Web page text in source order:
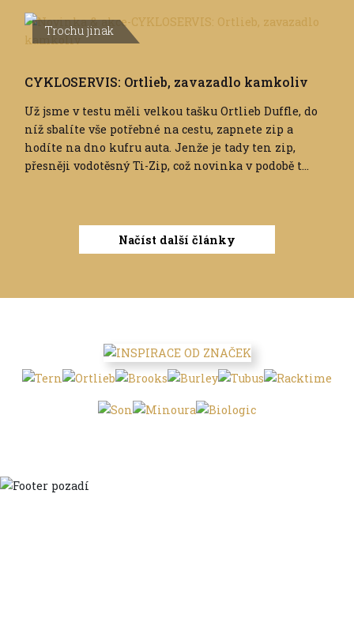
Trochu jinak
CYKLOSERVIS: Ortlieb, zavazadlo kamkoliv
Už jsme v testu měli velkou tašku Ortlieb Duffle, do
níž sbalíte vše potřebné na cestu, zapnete zip a
hodíte na dno kufru auta. Jenže je tady ten zip,
přesněji vodotěsný Ti-Zip, což novinka v podobě t...
Načíst další články